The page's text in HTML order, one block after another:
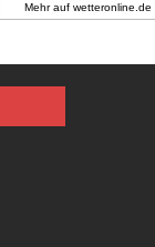
Mehr auf wetteronline.de